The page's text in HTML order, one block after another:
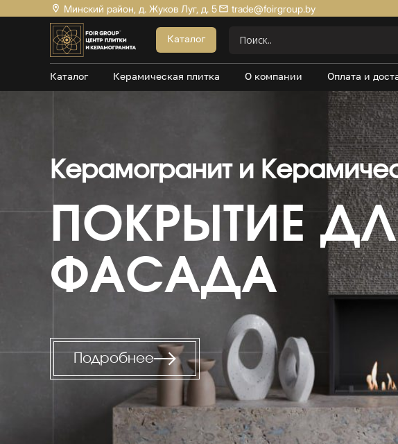
Минский район, д. Жуков Луг, д. 5 trade@foirgroup.by
Каталог
Каталог Керамическая плитка О компании Оплата и
Керамогранит и
ПОКРЫТИЕ
ФАСАДА
Подробнее
Керамогранит Матовый
Керамогранит Структурный
Керамогранит под Мрамор
Бежевый керамогранит
Керамогранит коричневый
Акции